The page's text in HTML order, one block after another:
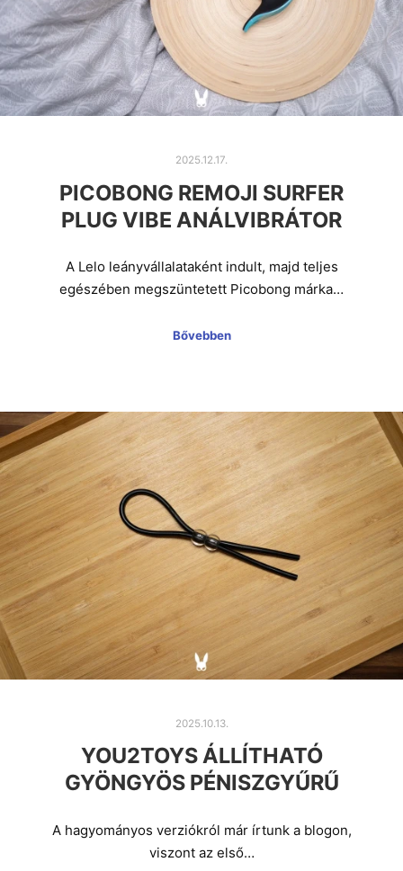
2025.12.17.
PICOBONG REMOJI SURFER
PLUG VIBE ANÁLVIBRÁTOR
A Lelo leányvállalataként indult, majd teljes
egészében megszüntetett Picobong márka…
Bővebben
2025.10.13.
YOU2TOYS ÁLLÍTHATÓ
GYÖNGYÖS PÉNISZGYŰRŰ
A hagyományos verziókról már írtunk a blogon,
viszont az első…